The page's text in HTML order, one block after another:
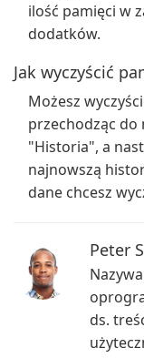
ilość pamięci w
dodatków.
Jak wyczyścić
Możesz
przechodząc do
"Historia", a
najnowszą
dane chcesz
Peter
ds.